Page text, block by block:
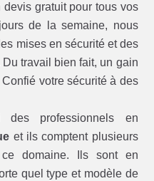
gratuit pour tous vos
de la semaine, nous
mises en sécurité et des
travail bien fait, un gain
votre sécurité à des
des professionnels en
et ils comptent plusieurs
ce domaine. Ils sont en
quel type et modèle de